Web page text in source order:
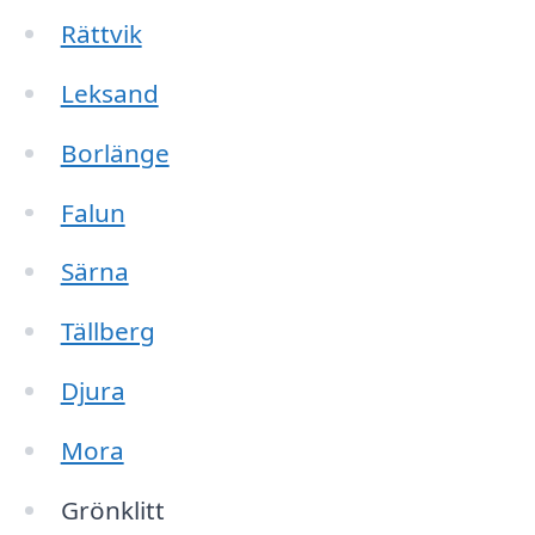
Rättvik
Leksand
Borlänge
Falun
Särna
Tällberg
Djura
Mora
Grönklitt